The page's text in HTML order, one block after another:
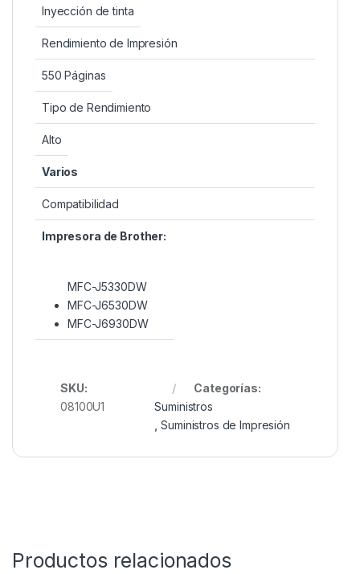
Inyección de tinta
Rendimiento de Impresión
550 Páginas
Tipo de Rendimiento
Alto
Varios
Compatibilidad
Impresora de Brother:
MFC-J5330DW
MFC-J6530DW
MFC-J6930DW
SKU:
08100U1
Categorías:
Suministros
,Suministros de Impresión
Productos relacionados